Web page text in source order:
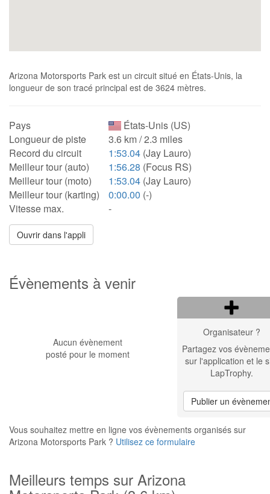
Arizona Motorsports Park est un circuit situé en États-Unis, la
longueur de son tracé principal est de 3624 mètres.
Pays
États-Unis (US)
Longueur de piste
3.6 km / 2.3 miles
Record du circuit
1:53.04 (Jay Lauro)
Meilleur tour (auto)
1:56.28 (Focus RS)
Meilleur tour (moto)
1:53.04 (Jay Lauro)
Meilleur tour (karting)
0:00.00 (-)
Vitesse max.
-
Ouvrir dans l'appli
Évènements à venir
Aucun évènement
posté pour le moment
Organisateur ?
Partagez vos
sur l'application et le
LapTrophy.
Publier un
Vous souhaitez mettre en ligne vos évènements organisés sur
Arizona Motorsports Park ? Utilisez ce formulaire
Meilleurs temps sur Arizona